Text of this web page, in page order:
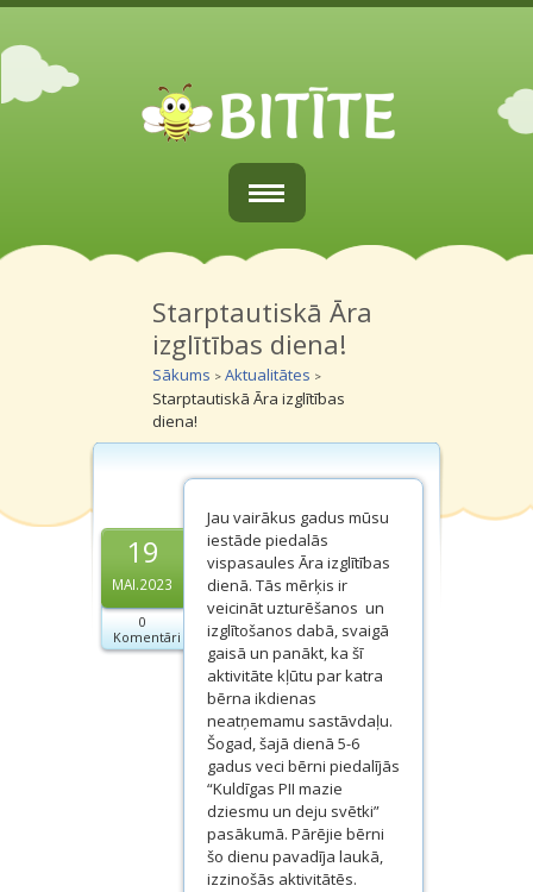
Sākums
Par mums
Vecākiem
Grupiņas
Dokumenti
Projekti
Starptautiskā Āra
izglītības diena!
Sākums > Aktualitātes >
Starptautiskā Āra izglītības
diena!
19
MAI.2023
0
Komentāri
Jau vairākus gadus mūsu
iestāde piedalās
vispasaules Āra izglītības
dienā. Tās mērķis ir
veicināt uzturēšanos un
izglītošanos dabā, svaigā
gaisā un panākt, ka šī
aktivitāte kļūtu par katra
bērna ikdienas
neatņemamu sastāvdaļu.
Šogad, šajā dienā 5-6
gadus veci bērni piedalījās
“Kuldīgas PII mazie
dziesmu un deju svētki”
pasākumā. Pārējie bērni
šo dienu pavadīja laukā,
izzinošās aktivitātēs.